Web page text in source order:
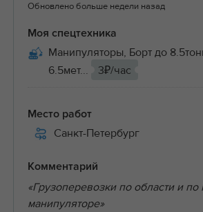
Обновлено больше недели назад
Моя спецтехника
Манипуляторы, Борт до
6.5мет...
3₽/час
Место работ
Санкт-Петербург
Комментарий
«Грузоперевозки по области и по
манипуляторе»